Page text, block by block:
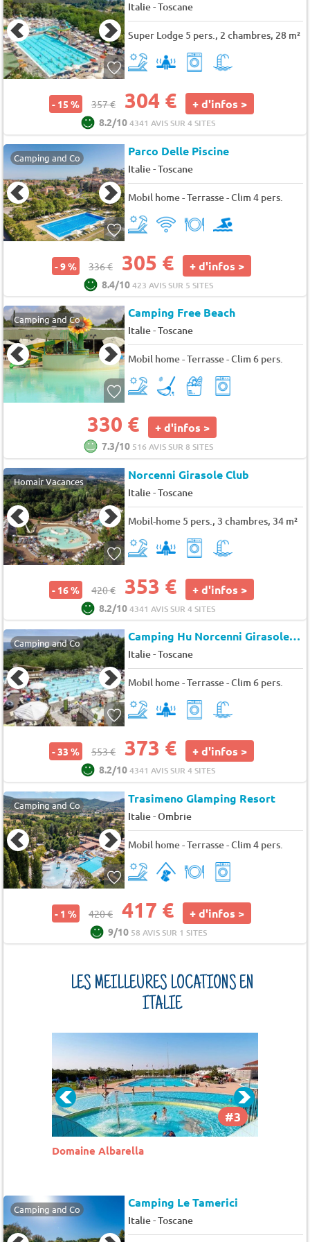
Italie-Toscane
Super Lodge 5 pers., 2 chambres, 28 m²
- 15 % 357 € 304 € + d'infos >
8.2/104341 AVIS SUR 4 SITES
Camping and Co Parco Delle Piscine
Italie-Toscane
Mobil home - Terrasse - Clim 4 pers.
- 9 % 336 € 305 € + d'infos >
8.4/10423 AVIS SUR 5 SITES
Camping and Co Camping Free Beach
Italie-Toscane
Mobil home - Terrasse - Clim 6 pers.
330 € + d'infos >
7.3/10 516 AVIS SUR 8 SITES
Homair Vacances Norcenni Girasole Club
Italie-Toscane
Mobil-home 5 pers., 3 chambres, 34 m²
- 16 % 420 € 353 € + d'infos >
8.2/104341 AVIS SUR 4 SITES
Camping and Co Camping Hu Norcenni Girasole Village
Italie-Toscane
Mobil home - Terrasse - Clim 6 pers.
- 33 % 553 € 373 € + d'infos >
8.2/104341 AVIS SUR 4 SITES
Camping and Co Trasimeno Glamping Resort
Italie-Ombrie
Mobil home - Terrasse - Clim 4 pers.
- 1 % 420 € 417 € + d'infos >
9/10 58 AVIS SUR 1 SITES
LES MEILLEURES LOCATIONS EN
ITALIE
#3
Domaine Albarella
Camping and Co Camping Le Tamerici
Italie-Toscane